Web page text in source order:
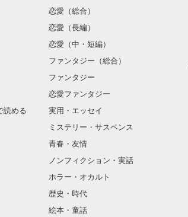
読める
恋愛（総合）
恋愛（長編）
恋愛（中・短編）
ファンタジー（総合）
ファンタジー
恋愛ファンタジー
実用・エッセイ
ミステリー・サスペンス
青春・友情
ノンフィクション・実話
ホラー・オカルト
歴史・時代
絵本・童話